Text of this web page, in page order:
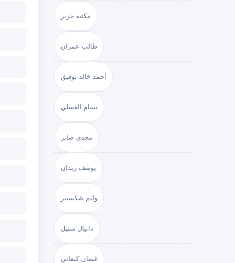
مكتبة جرير
طالب عمران
أحمد خالد توفيق
بسام العسلي
مجدي صابر
يوسف زيدان
وليم شكسبير
دانيال ستيل
غسان كنفاني